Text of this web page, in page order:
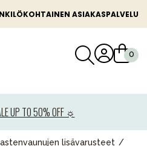
ASIAKASPALVELU
UP TO 50% OFF ☼
lisävarusteet